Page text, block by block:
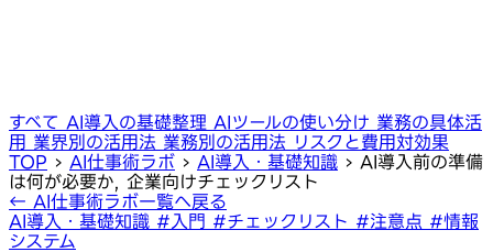
すべて AI導入の基礎整理 AIツールの使い分け 業務の具体活
用 業界別の活用法 業務別の活用法 リスクと費用対効果
TOP › AI仕事術ラボ › AI導入・基礎知識 › AI導入前の準備
は何が必要か, 企業向けチェックリスト
← AI仕事術ラボ一覧へ戻る
AI導入・基礎知識 #入門 #チェックリスト #注意点 #情報
システム